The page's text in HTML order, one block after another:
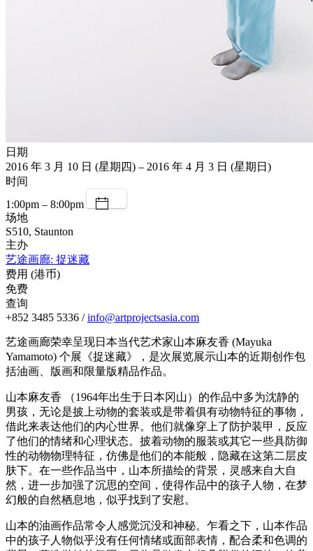
日期
2016 年 3 月 10 日 (星期四) – 2016 年 4 月 3 日 (星期日)
时间
1:00pm – 8:00pm
场地
S510, Staunton
主办
艺途画廊: 捉迷藏
费用 (港币)
免费
查询
+852 3485 5336 /info@artprojectsasia.com
艺途画廊荣幸呈现日本当代艺术家山本麻友香 (Mayuka
Yamamoto) 个展《捉迷藏》，是次展览展示山本的近期创作包
括油画、版画和限量版精品作品。
山本麻友香 （1964年出生于日本冈山）的作品中多为沈静的
男孩，无论是披上动物的套装或是带着俱有动物特征的事物，
借此来表达他们的内心世界。他们就像穿上了防护装甲，反应
了他们的情绪和心理状态。披着动物的服装或其它一些具防御
性的动物物理特征，仿佛是他们的本能般，隐藏在这第二层皮
肤下。在一些作品当中，山本所描绘的背景，灵感来自大自
然，进一步加强了沉思的空间，使得作品中的孩子人物，在梦
幻般的自然栖息地，似乎找到了安慰。
山本的油画作品常令人感觉沉没和神秘。乍看之下，山本作品
中的孩子人物似乎没有任何情绪或面部表情，配合柔和色调的